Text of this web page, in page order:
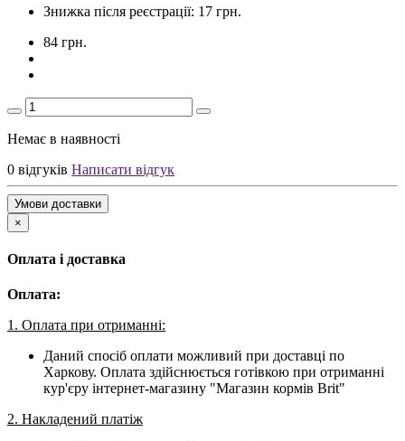
Знижка після реєстрації: 17 грн.
84 грн.
Немає в наявності
0 відгуків Написати відгук
Умови доставки
×
Оплата і доставка
Оплата:
1. Оплата при отриманні:
Даний спосіб оплати можливий при доставці по
Харкову. Оплата здійснюється готівкою при отриманні
кур'єру інтернет-магазину "Магазин кормів Brit"
2. Накладений платіж